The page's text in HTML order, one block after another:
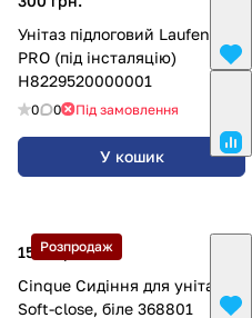
Унітаз підлоговий Laufen
PRO (під інсталяцію)
H8229520000001
0 0 Під замовлення
У кошик
Розпродаж
1518 грн.
Cinque Сидіння для унітазу
Soft-close, біле 368801